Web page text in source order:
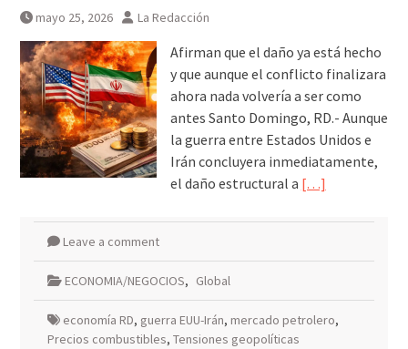
mayo 25, 2026 La Redacción
Afirman que el daño ya está hecho
y que aunque el conflicto finalizara
ahora nada volvería a ser como
antes Santo Domingo, RD.- Aunque
la guerra entre Estados Unidos e
Irán concluyera inmediatamente,
el daño estructural a […]
Leave a comment
ECONOMIA/NEGOCIOS, Global
economía RD, guerra EUU-Irán, mercado petrolero,
Precios combustibles, Tensiones geopolíticas